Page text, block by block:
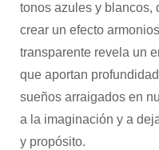
tonos azules y blancos,
crear un efecto
transparente revela un
que aportan
sueños arraigados en
a la imaginación y a
y propósito.